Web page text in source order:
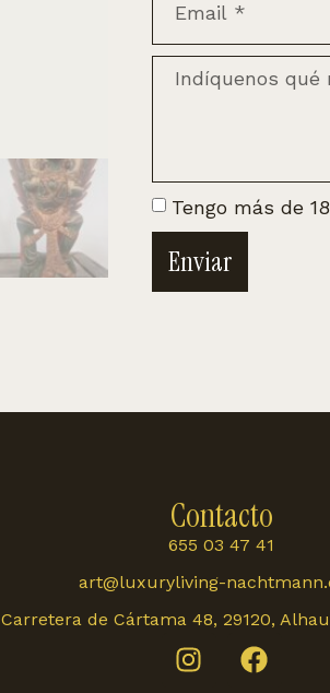
Tengo más de
Enviar
Contacto
655 03 47 41
art@luxuryliving-
Carretera de Cártama 48, 29120,